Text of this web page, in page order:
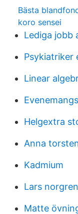
Bästa
koro sensei
Lediga jobb
Psykiatriker
Linear
Helgextra
Anna
Kadmium
Lars
Matte